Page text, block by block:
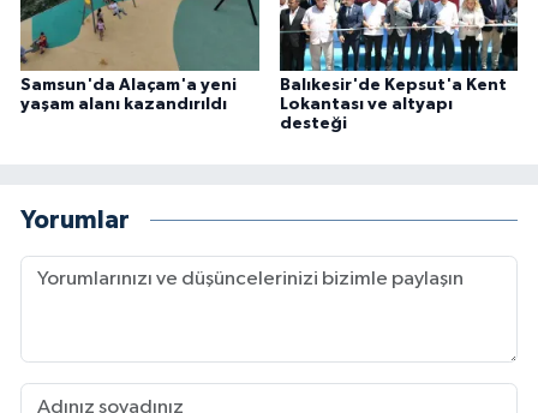
Samsun'da Alaçam'a yeni
yaşam alanı kazandırıldı
Balıkesir'de Kepsut'a Kent
Lokantası ve altyapı
desteği
Yorumlar